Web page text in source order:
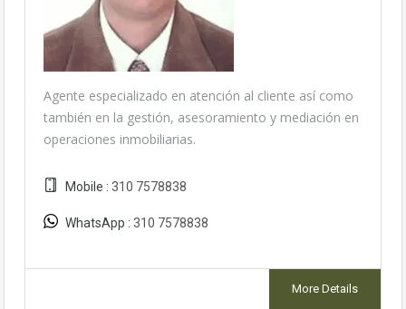
Agente especializado en atención al cliente así como
también en la gestión, asesoramiento y mediación en
operaciones inmobiliarias.
Mobile : 310 7578838
WhatsApp : 310 7578838
More Details